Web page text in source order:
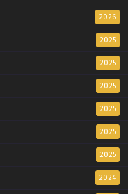
2026
2025
2025
2025
2025
2025
2025
2024